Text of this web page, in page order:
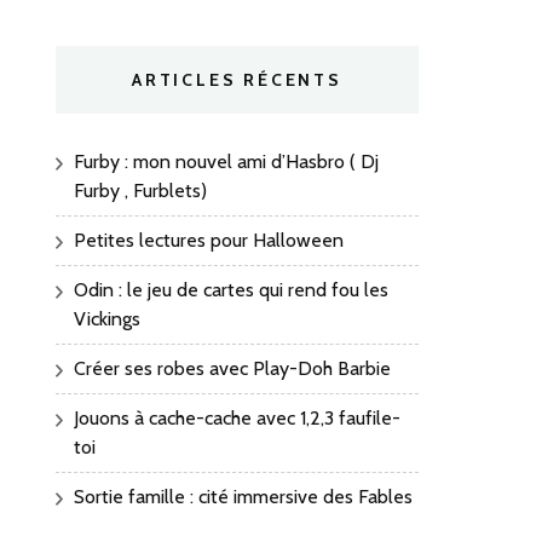
ARTICLES RÉCENTS
Furby : mon nouvel ami d’Hasbro ( Dj
Furby , Furblets)
Petites lectures pour Halloween
Odin : le jeu de cartes qui rend fou les
Vickings
Créer ses robes avec Play-Doh Barbie
Jouons à cache-cache avec 1,2,3 faufile-
toi
Sortie famille : cité immersive des Fables